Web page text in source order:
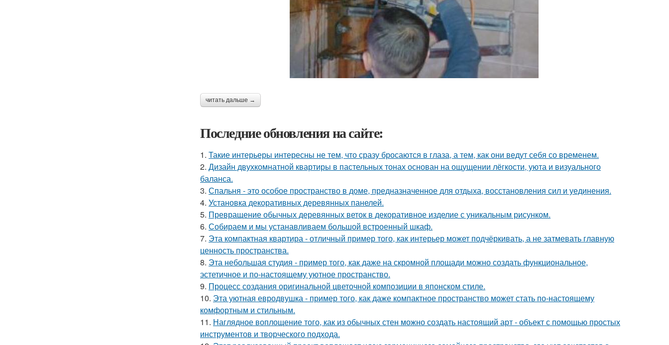
читать дальше →
Последние обновления на сайте:
1. Такие интерьеры интересны не тем, что сразу бросаются в глаза, а тем, как они ведут себя со временем.
2. Дизайн двухкомнатной квартиры в пастельных тонах основан на ощущении лёгкости, уюта и визуального
баланса.
3. Спальня - это особое пространство в доме, предназначенное для отдыха, восстановления сил и уединения.
4. Установка декоративных деревянных панелей.
5. Превращение обычных деревянных веток в декоративное изделие с уникальным рисунком.
6. Собираем и мы устанавливаем большой встроенный шкаф.
7. Эта компактная квартира - отличный пример того, как интерьер может подчёркивать, а не затмевать главную
ценность пространства.
8. Эта небольшая студия - пример того, как даже на скромной площади можно создать функциональное,
эстетичное и по-настоящему уютное пространство.
9. Процесс создания оригинальной цветочной композиции в японском стиле.
10. Эта уютная евродвушка - пример того, как даже компактное пространство может стать по-настоящему
комфортным и стильным.
11. Наглядное воплощение того, как из обычных стен можно создать настоящий арт - объект с помощью простых
инструментов и творческого подхода.